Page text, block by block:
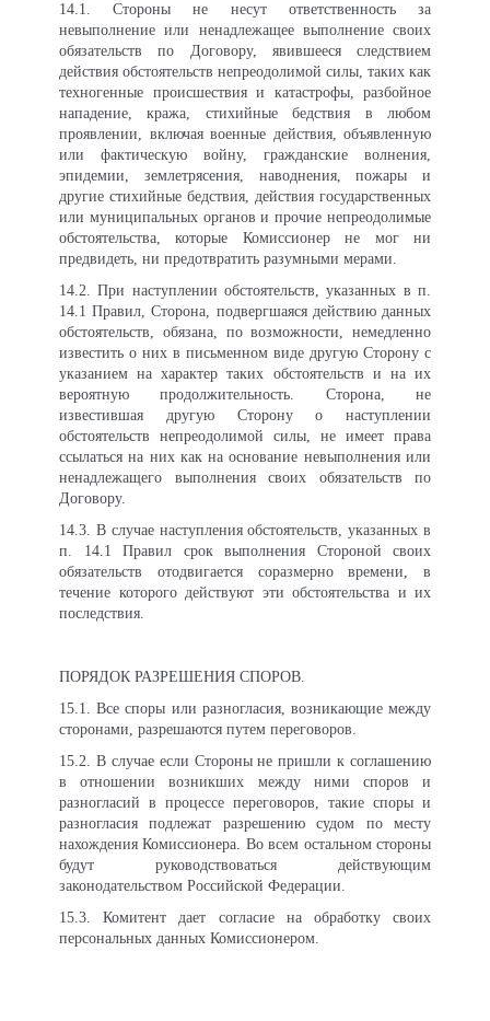
14.1. Стороны не несут ответственность за
невыполнение или ненадлежащее выполнение своих
обязательств по Договору, явившееся следствием
действия обстоятельств непреодолимой силы, таких как
техногенные происшествия и катастрофы, разбойное
нападение, кража, стихийные бедствия в любом
проявлении, включая военные действия, объявленную
или фактическую войну, гражданские волнения,
эпидемии, землетрясения, наводнения, пожары и
другие стихийные бедствия, действия государственных
или муниципальных органов и прочие непреодолимые
обстоятельства, которые Комиссионер не мог ни
предвидеть, ни предотвратить разумными мерами.
14.2. При наступлении обстоятельств, указанных в п.
14.1 Правил, Сторона, подвергшаяся действию данных
обстоятельств, обязана, по возможности, немедленно
известить о них в письменном виде другую Сторону с
указанием на характер таких обстоятельств и на их
вероятную продолжительность. Сторона, не
известившая другую Сторону о наступлении
обстоятельств непреодолимой силы, не имеет права
ссылаться на них как на основание невыполнения или
ненадлежащего выполнения своих обязательств по
Договору.
14.3. В случае наступления обстоятельств, указанных в
п. 14.1 Правил срок выполнения Стороной своих
обязательств отодвигается соразмерно времени, в
течение которого действуют эти обстоятельства и их
последствия.
ПОРЯДОК РАЗРЕШЕНИЯ СПОРОВ.
15.1. Все споры или разногласия, возникающие между
сторонами, разрешаются путем переговоров.
15.2. В случае если Стороны не пришли к соглашению
в отношении возникших между ними споров и
разногласий в процессе переговоров, такие споры и
разногласия подлежат разрешению судом по месту
нахождения Комиссионера. Во всем остальном стороны
будут руководствоваться действующим
законодательством Российской Федерации.
15.3. Комитент дает согласие на обработку своих
персональных данных Комиссионером.